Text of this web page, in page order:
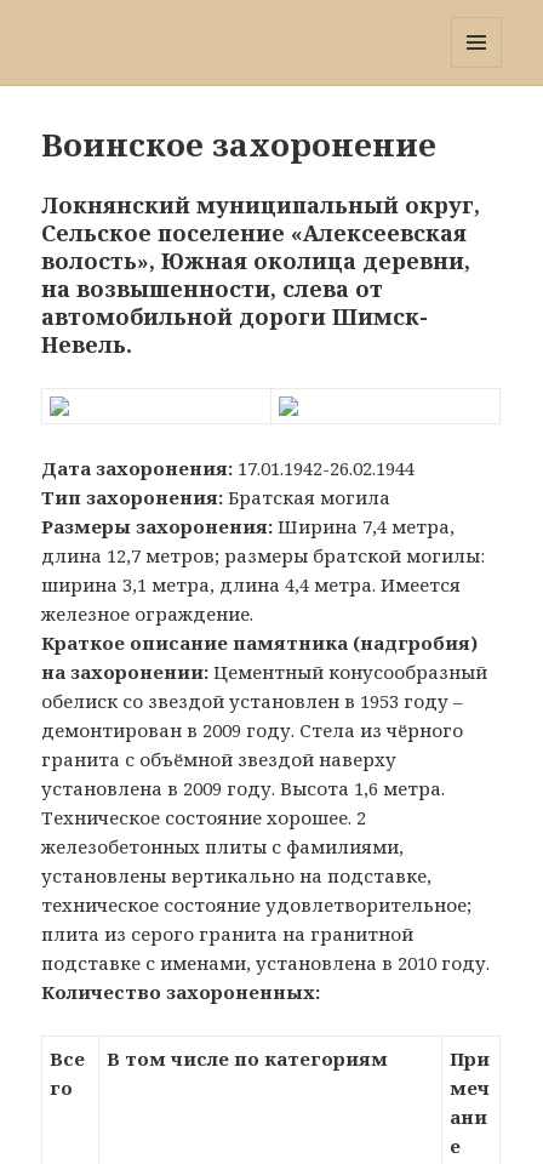
Воинское захоронение
Локнянский муниципальный округ,
Сельское поселение «Алексеевская
волость», Южная околица деревни,
на возвышенности, слева от
автомобильной дороги Шимск-
Невель.
Дата захоронения: 17.01.1942-26.02.1944
Тип захоронения: Братская могила
Размеры захоронения: Ширина 7,4 метра,
длина 12,7 метров; размеры братской могилы:
ширина 3,1 метра, длина 4,4 метра. Имеется
железное ограждение.
Краткое описание памятника (надгробия)
на захоронении: Цементный конусообразный
обелиск со звездой установлен в 1953 году –
демонтирован в 2009 году. Стела из чёрного
гранита с объёмной звездой наверху
установлена в 2009 году. Высота 1,6 метра.
Техническое состояние хорошее. 2
железобетонных плиты с фамилиями,
установлены вертикально на подставке,
техническое состояние удовлетворительное;
плита из серого гранита на гранитной
подставке с именами, установлена в 2010 году.
Количество захороненных:
Все
го
В том числе по категориям
При
меч
ани
е